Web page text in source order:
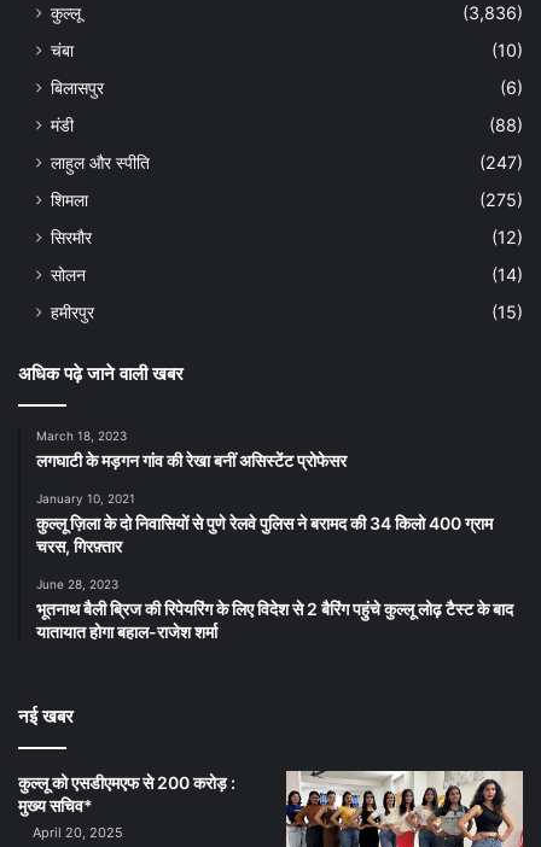
कुल्लू
(3,836)
चंबा
(10)
बिलासपुर
(6)
मंडी
(88)
लाहुल और स्पीति
(247)
शिमला
(275)
सिरमौर
(12)
सोलन
(14)
हमीरपुर
(15)
अधिक पढ़े जाने वाली खबर
March 18, 2023
लगघाटी के मड़गन गांव की रेखा बनीं असिस्टेंट प्रोफेसर
January 10, 2021
कुल्लू ज़िला के दो निवासियों से पुणे रेलवे पुलिस ने बरामद की 34 किलो 400 ग्राम
चरस, गिरफ़्तार
June 28, 2023
भूतनाथ बैली ब्रिज की रिपेयरिंग के लिए विदेश से 2 बैरिंग पहुंचे कुल्लू लोढ़ टैस्ट के बाद
यातायात होगा बहाल-राजेश शर्मा
नई खबर
कुल्लू को एसडीएमएफ से 200 करोड़ :
मुख्य सचिव*
April 20, 2025